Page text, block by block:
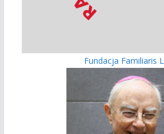
Fundacja Familiaris